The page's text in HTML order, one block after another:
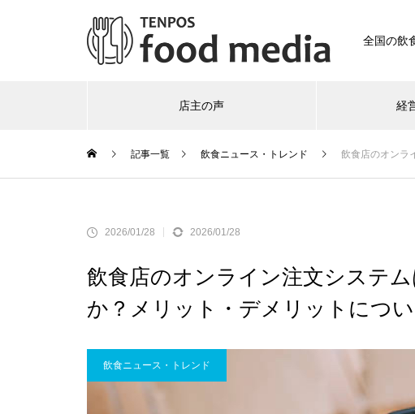
全国の飲
店主の声 経
記事一覧 飲食ニュース・トレンド 飲食店のオンラ
2026/01/28 2026/01/28
飲食店のオンライン注文システ
か？メリット・デメリットについ
飲食ニュース・トレンド